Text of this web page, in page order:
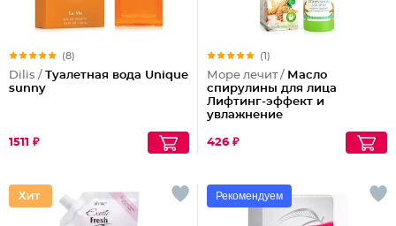
(8)
Dilis / Туалетная вода Unique
sunny
1511 ₽
(1)
Море лечит / Масло
спирулины для лица
Лифтинг-эффект и
увлажнение
426 ₽
Рекомендуем